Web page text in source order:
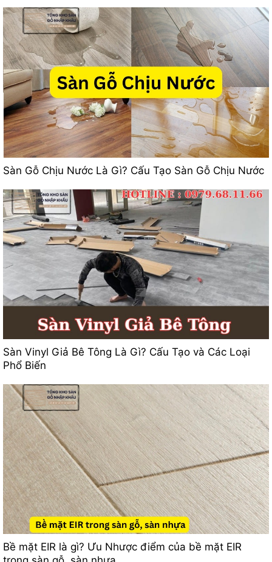
Sàn Gỗ Chịu Nước Là Gì? Cấu Tạo Sàn Gỗ Chịu Nước
Sàn Vinyl Giả Bê Tông Là Gì? Cấu Tạo và Các Loại
Phổ Biến
Bề mặt EIR là gì? Ưu Nhược điểm của bề mặt EIR